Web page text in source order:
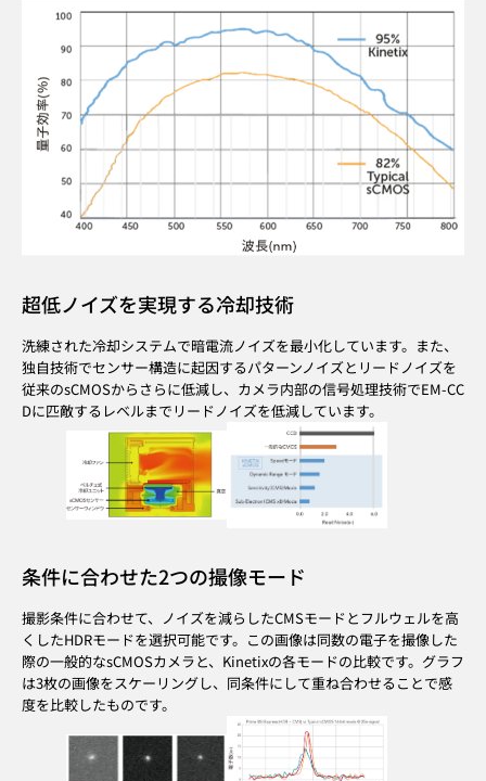
超低ノイズを実現する冷却技術
洗練された冷却システムで暗電流ノイズを最小化しています。また、
独自技術でセンサー構造に起因するパターンノイズとリードノイズを
従来のsCMOSからさらに低減し、カメラ内部の信号処理技術でEM-CC
Dに匹敵するレベルまでリードノイズを低減しています。
条件に合わせた2つの撮像モード
撮影条件に合わせて、ノイズを減らしたCMSモードとフルウェルを高
くしたHDRモードを選択可能です。この画像は同数の電子を撮像した
際の一般的なsCMOSカメラと、Kinetixの各モードの比較です。グラフ
は3枚の画像をスケーリングし、同条件にして重ね合わせることで感
度を比較したものです。